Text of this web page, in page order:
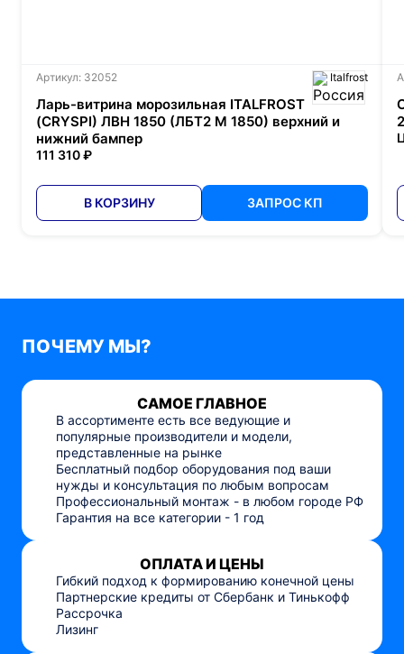
Артикул: 32052 Italfrost
Ларь-витрина морозильная ITALFROST
(CRYSPI) ЛВН 1850 (ЛБТ2 М 1850) верхний и
нижний бампер
111 310 ₽
В КОРЗИНУ ЗАПРОС КП
ПОЧЕМУ МЫ?
САМОЕ ГЛАВНОЕ
В ассортименте есть все ведующие и
популярные производители и модели,
представленные на рынке
Бесплатный подбор оборудования под ваши
нужды и консультация по любым вопросам
Профессиональный монтаж - в любом городе РФ
Гарантия на все категории - 1 год
ОПЛАТА И ЦЕНЫ
Гибкий подход к формированию конечной цены
Партнерские кредиты от Сбербанк и Тинькофф
Рассрочка
Лизинг